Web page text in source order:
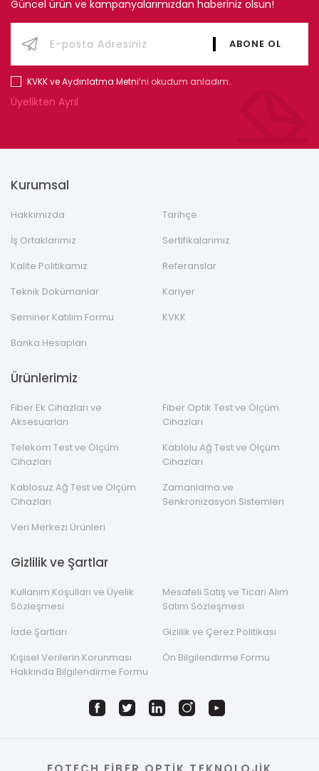
Güncel ürün ve kampanyalarımızdan haberiniz olsun!
KVKK ve Aydınlatma Metni’ni okudum anladım..
Üyelikten Ayrıl
Kurumsal
Hakkımızda
Tarihçe
İş Ortaklarımız
Sertifikalarımız
Kalite Politikamız
Referanslar
Teknik Dokümanlar
Kariyer
Seminer Katılım Formu
KVKK
Banka Hesapları
Ürünlerimiz
Fiber Ek Cihazları ve
Aksesuarları
Fiber Optik Test ve Ölçüm
Cihazları
Telekom Test ve Ölçüm
Cihazları
Kablolu Ağ Test ve Ölçüm
Cihazları
Kablosuz Ağ Test ve Ölçüm
Cihazları
Zamanlama ve
Senkronizasyon Sistemleri
Veri Merkezi Ürünleri
Gizlilik ve Şartlar
Kullanım Koşulları ve Üyelik
Sözleşmesi
Mesafeli Satış ve Ticari Alım
Satım Sözleşmesi
İade Şartları
Gizlilik ve Çerez Politikası
Kişisel Verilerin Korunması
Hakkında Bilgilendirme Formu
Ön Bilgilendirme Formu